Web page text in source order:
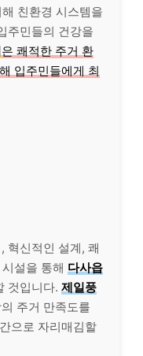
친환경 시스템을
주민들의 건강을
은 쾌적한 주거 환
입주민들에게 최
혁신적인 설계, 쾌
설을 통해 다사읍
것입니다. 제일풍
주거 만족도를
으로 자리매김할